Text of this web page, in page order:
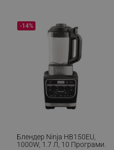
Блендер Ninja HB150EU,
1000W, 1.7 Л, 10 Програми,
-14%